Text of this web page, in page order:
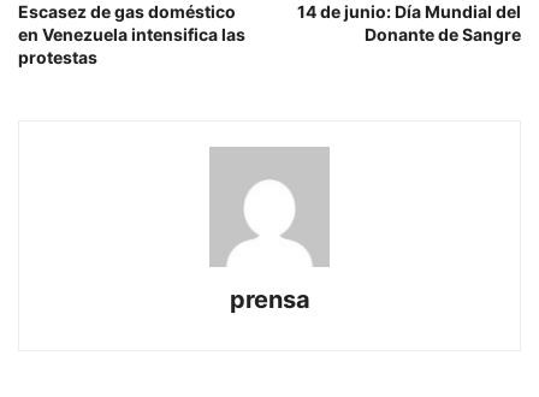
Escasez de gas doméstico
en Venezuela intensifica las
protestas
14 de junio: Día Mundial del
Donante de Sangre
prensa